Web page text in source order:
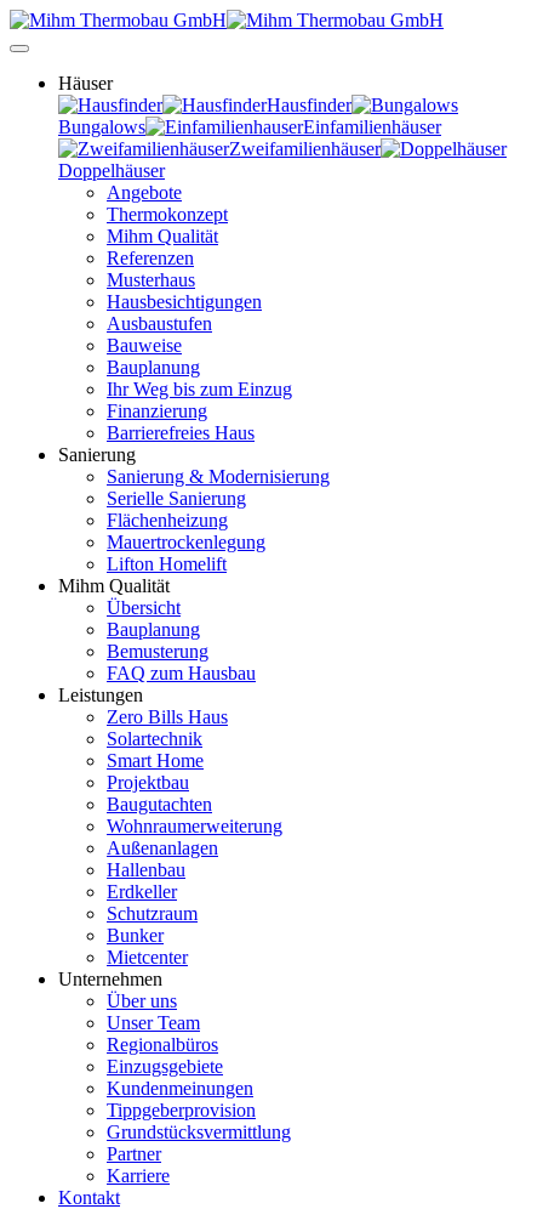
Häuser
Hausfinder
Bungalows
Einfamilienhäuser
Zweifamilienhäuser
Doppelhäuser
Angebote
Thermokonzept
Mihm Qualität
Referenzen
Musterhaus
Hausbesichtigungen
Ausbaustufen
Bauweise
Bauplanung
Ihr Weg bis zum Einzug
Finanzierung
Barrierefreies Haus
Sanierung
Sanierung & Modernisierung
Serielle Sanierung
Flächenheizung
Mauertrockenlegung
Lifton Homelift
Mihm Qualität
Übersicht
Bauplanung
Bemusterung
FAQ zum Hausbau
Leistungen
Zero Bills Haus
Solartechnik
Smart Home
Projektbau
Baugutachten
Wohnraumerweiterung
Außenanlagen
Hallenbau
Erdkeller
Schutzraum
Bunker
Mietcenter
Unternehmen
Über uns
Unser Team
Regionalbüros
Einzugsgebiete
Kundenmeinungen
Tippgeberprovision
Grundstücksvermittlung
Partner
Karriere
Kontakt